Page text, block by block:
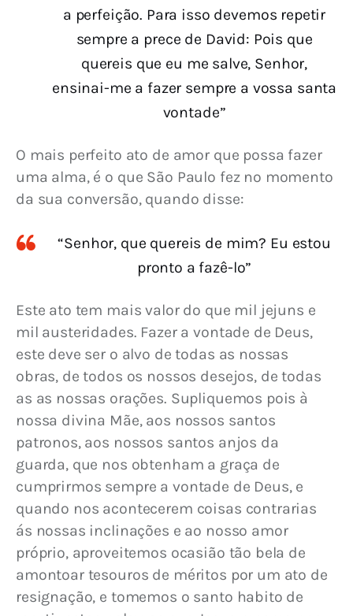
a perfeição. Para isso devemos repetir
sempre a prece de David: Pois que
quereis que eu me salve, Senhor,
ensinai-me a fazer sempre a vossa santa
vontade”
O mais perfeito ato de amor que possa fazer
uma alma, é o que São Paulo fez no momento
da sua conversão, quando disse:
“Senhor, que quereis de mim? Eu estou
pronto a fazê-lo”
Este ato tem mais valor do que mil jejuns e
mil austeridades. Fazer a vontade de Deus,
este deve ser o alvo de todas as nossas
obras, de todos os nossos desejos, de todas
as as nossas orações. Supliquemos pois à
nossa divina Mãe, aos nossos santos
patronos, aos nossos santos anjos da
guarda, que nos obtenham a graça de
cumprirmos sempre a vontade de Deus, e
quando nos acontecerem coisas contrarias
ás nossas inclinações e ao nosso amor
próprio, aproveitemos ocasião tão bela de
amontoar tesouros de méritos por um ato de
resignação, e tomemos o santo habito de